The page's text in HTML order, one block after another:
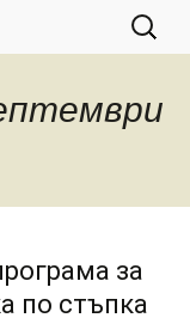
за:
за
по стъпка